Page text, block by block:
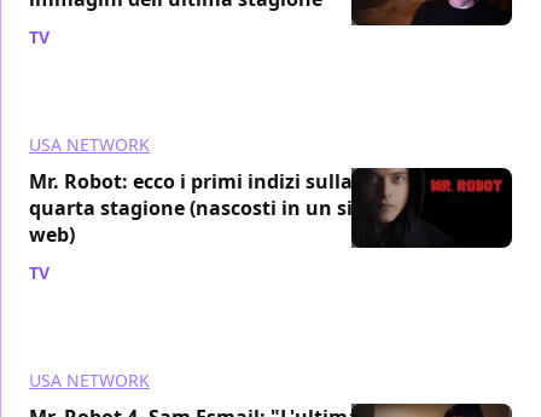
TV
USA NETWORK
Mr. Robot: ecco i primi indizi sulla
quarta stagione (nascosti in un sito
web)
TV
USA NETWORK